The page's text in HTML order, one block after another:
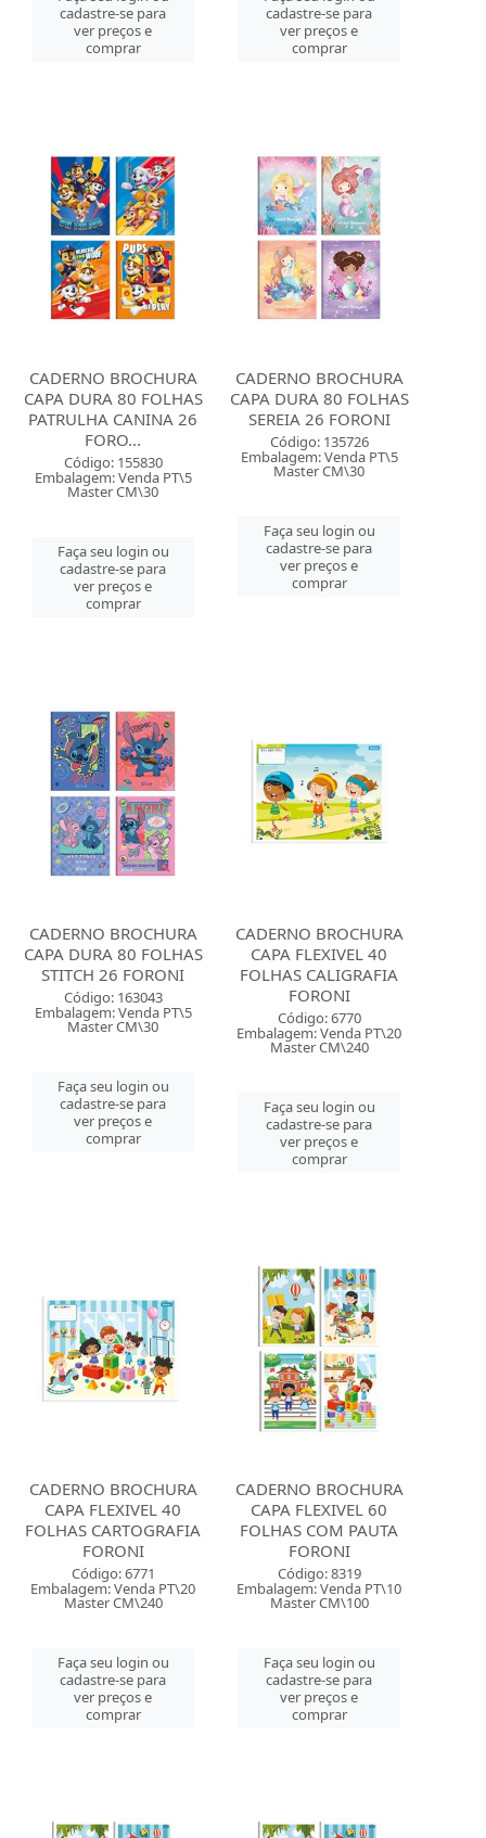
cadastre-se para
ver preços e
comprar
cadastre-se para
ver preços e
comprar
CADERNO BROCHURA
CAPA DURA 80 FOLHAS
PATRULHA CANINA 26
FORO...
Código: 155830
Embalagem: Venda PT\5
Master CM\30
Faça seu login ou
cadastre-se para
ver preços e
comprar
CADERNO BROCHURA
CAPA DURA 80 FOLHAS
SEREIA 26 FORONI
Código: 135726
Embalagem: Venda PT\5
Master CM\30
Faça seu login ou
cadastre-se para
ver preços e
comprar
CADERNO BROCHURA
CAPA DURA 80 FOLHAS
STITCH 26 FORONI
Código: 163043
Embalagem: Venda PT\5
Master CM\30
Faça seu login ou
cadastre-se para
ver preços e
comprar
CADERNO BROCHURA
CAPA FLEXIVEL 40
FOLHAS CALIGRAFIA
FORONI
Código: 6770
Embalagem: Venda PT\20
Master CM\240
Faça seu login ou
cadastre-se para
ver preços e
comprar
CADERNO BROCHURA
CAPA FLEXIVEL 40
FOLHAS CARTOGRAFIA
FORONI
Código: 6771
Embalagem: Venda PT\20
Master CM\240
Faça seu login ou
cadastre-se para
ver preços e
comprar
CADERNO BROCHURA
CAPA FLEXIVEL 60
FOLHAS COM PAUTA
FORONI
Código: 8319
Embalagem: Venda PT\10
Master CM\100
Faça seu login ou
cadastre-se para
ver preços e
comprar